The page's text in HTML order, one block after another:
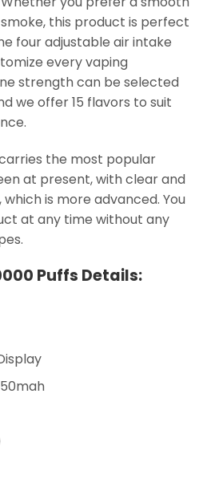
this product is perfect
four adjustable air intake
every vaping
strength can be selected
we offer 15 flavors to suit
the most popular
at present, with clear and
is more advanced. You
at any time without any
Puffs Details: